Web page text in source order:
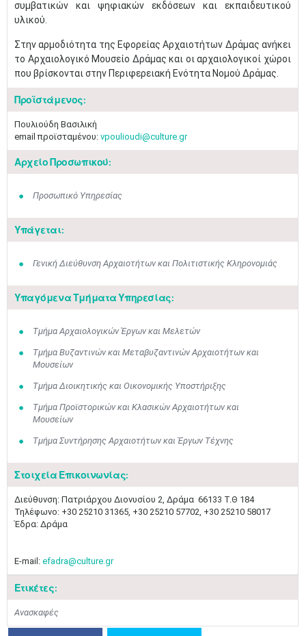
συμβατικών και ψηφιακών εκδόσεων και εκπαιδευτικού
υλικού.
Στην αρμοδιότητα της Εφορείας Αρχαιοτήτων Δράμας ανήκει
το Αρχαιολογικό Μουσείο Δράμας και οι αρχαιολογικοί χώροι
που βρίσκονται στην Περιφερειακή Ενότητα Νομού Δράμας.
Προϊστάμενος:
Πουλιούδη Βασιλική
email προϊσταμένου: vpoulioudi@culture.gr
Αρχείο Προσωπικού:
Προσωπικό Υπηρεσίας
Υπάγεται:
Γενική Διεύθυνση Αρχαιοτήτων και Πολιτιστικής Κληρονομιάς
Υπαγόμενα Τμήματα Υπηρεσίας:
Τμήμα Αρχαιολογικών Έργων και Μελετών
Τμήμα Βυζαντινών και Μεταβυζαντινών Αρχαιοτήτων και
Μουσείων
Τμήμα Διοικητικής και Οικονομικής Υποστήριξης
Τμήμα Προϊστορικών και Κλασικών Αρχαιοτήτων και
Μουσείων
Τμήμα Συντήρησης Αρχαιοτήτων και Έργων Τέχνης
Στοιχεία Επικοινωνίας:
Διεύθυνση: Πατριάρχου Διονυσίου 2, Δράμα 66133 Τ.Θ 184
Τηλέφωνο: +30 25210 31365, +30 25210 57702, +30 25210 58017 ​
Έδρα: Δράμα
E-mail: efadra@culture.gr
Ετικέτες:
Ανασκαφές